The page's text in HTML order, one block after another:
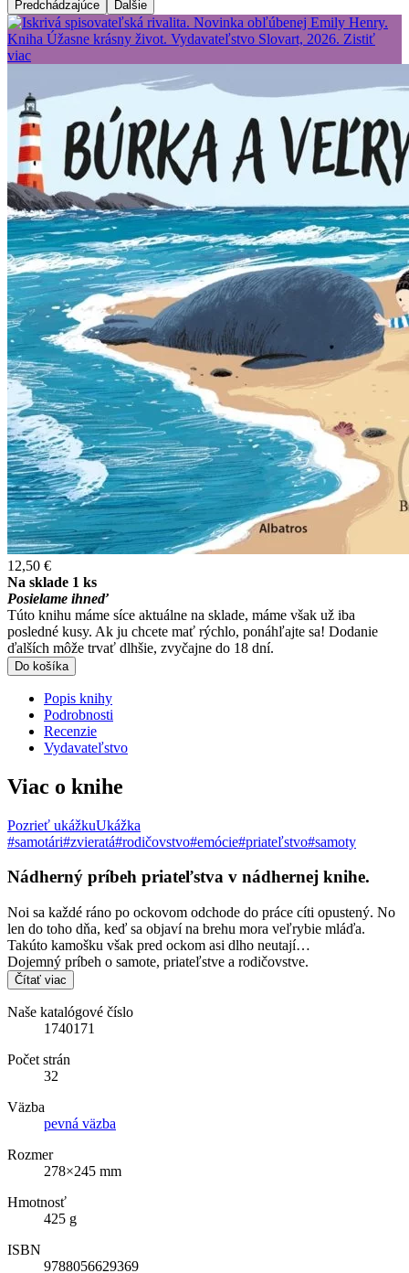
Predchádzajúce Ďalšie
12,50 €
Na sklade 1 ks
Posielame ihneď
Túto knihu máme síce aktuálne na sklade, máme však už iba
posledné kusy. Ak ju chcete mať rýchlo, ponáhľajte sa! Dodanie
ďalších môže trvať dlhšie, zvyčajne do 18 dní.
Do košíka
Popis knihy
Podrobnosti
Recenzie
Vydavateľstvo
Viac o knihe
Pozrieť ukážkuUkážka
#samotári#zvieratá#rodičovstvo#emócie#priateľstvo#samoty
Nádherný príbeh priateľstva v nádhernej knihe.
Noi sa každé ráno po ockovom odchode do práce cíti opustený. No
len do toho dňa, keď sa objaví na brehu mora veľrybie mláďa.
Takúto kamošku však pred ockom asi dlho neutají…
Dojemný príbeh o samote, priateľstve a rodičovstve.
Čítať viac
Naše katalógové číslo
1740171
Počet strán
32
Väzba
pevná väzba
Rozmer
278×245 mm
Hmotnosť
425 g
ISBN
9788056629369